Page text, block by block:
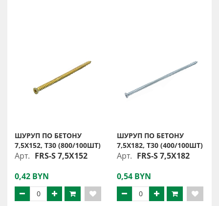
ШУРУП ПО БЕТОНУ
7,5X152, Т30 (800/100ШТ)
Арт. FRS-S 7,5X152
0,42 BYN
ШУРУП ПО БЕТОНУ
7,5X182, Т30 (400/100ШТ)
Арт. FRS-S 7,5X182
0,54 BYN